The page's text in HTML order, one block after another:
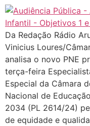
Da Redação Rádio
Vinicius Loures/
analisa o novo PNE
terça-feira
Especial da Câmara
Nacional de
2034 (PL 2614/24)
de equidade e